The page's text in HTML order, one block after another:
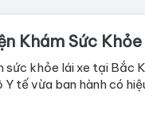
Khám Sức
sức khỏe lái xe tại Bắc
tế vừa ban hành có